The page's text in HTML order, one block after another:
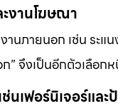
งานโฆษณา
านภายนอก เช่น ระ
” จึงเป็นอีกตัวเลือก
ช่นเฟอร์นิเจอร์แล